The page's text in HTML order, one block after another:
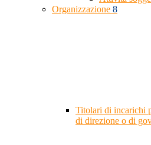
Organizzazione 8
Titolari di incarichi
di direzione o di